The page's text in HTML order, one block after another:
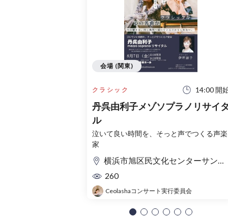
クラシック 14:00 開
丹呉由利子メゾソプラノリサイ
ル
泣いて良い時間を、そっと声でつくる声楽
家
横浜市旭区民文化センターサンハート 音楽ホール
260
Ceolashaコンサート実行委員会
会場 (関東)